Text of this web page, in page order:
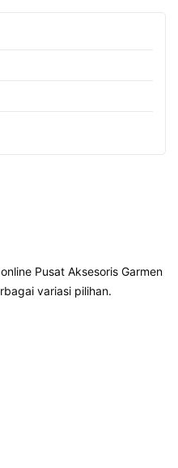
Pusat Aksesoris Garmen
variasi pilihan.